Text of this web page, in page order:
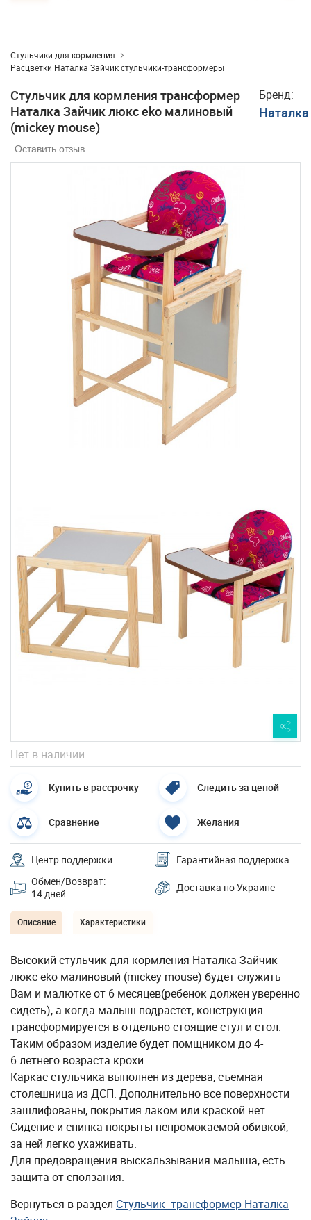
Стульчики для кормления
Расцветки Наталка Зайчик стульчики-трансформеры
Стульчик для кормления трансформер
Наталка Зайчик люкс eko малиновый
(mickey mouse)
Бренд:
Наталка
Оставить отзыв
Нет в наличии
Купить в рассрочку Следить за ценой
Сравнение Желания
Центр поддержки
Гарантийная поддержка
Обмен/Возврат:
14 дней
Доставка по Украине
Описание Характеристики
Высокий стульчик для кормления Наталка Зайчик
люкс eko малиновый (mickey mouse) будет служить
Вам и малютке от 6 месяцев(ребенок должен уверенно
сидеть), а когда малыш подрастет, конструкция
трансформируется в отдельно стоящие стул и стол.
Таким образом изделие будет помщником до 4-
6 летнего возраста крохи.
Каркас стульчика выполнен из дерева, съемная
столешница из ДСП. Дополнительно все поверхности
зашлифованы, покрытия лаком или краской нет.
Сидение и спинка покрыты непромокаемой обивкой,
за ней легко ухаживать.
Для предовращения выскальзывания малыша, есть
защита от сползания.
Вернуться в раздел Стульчик- трансформер Наталка